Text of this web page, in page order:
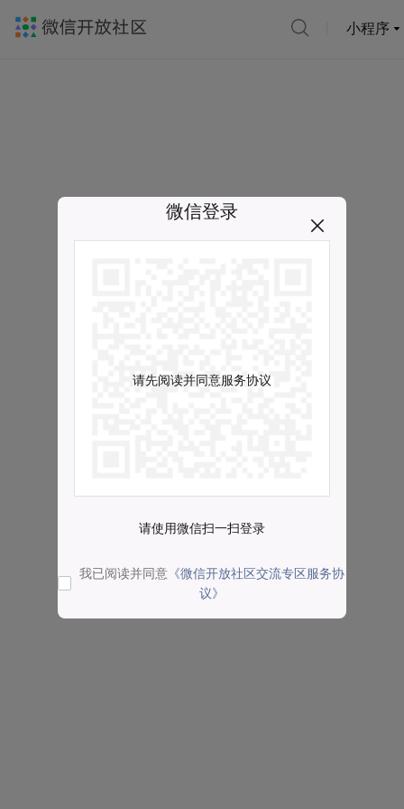
小程序
微信登录
请先阅读并同意服务协议
请使用微信扫一扫登录
我已阅读并同意 《微信开放社区交流专区服务协
议》